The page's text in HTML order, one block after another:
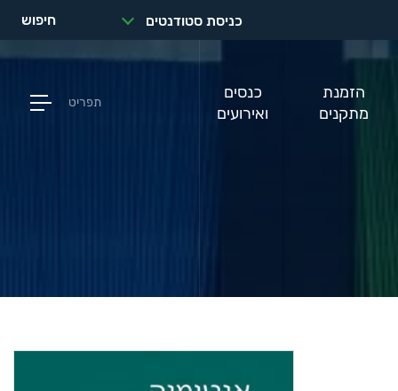
כניסת סטודנטים חיפוש
הזמנת
מתקנים
כנסים
ואירועים
תפריט